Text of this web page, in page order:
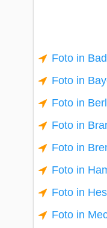
Foto in
Foto in
Foto in
Foto in
Foto in
Foto in
Foto in
Foto in